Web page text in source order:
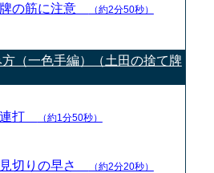
の筋に注意 （約2分50秒）
（一色手編）（土田の捨て牌
連打 （約1分50秒）
切りの早さ （約2分20秒）